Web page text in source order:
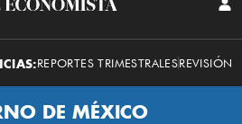
El
Economista
REPORTES TRIMESTRALESREVISIÓN
DE MÉXICO